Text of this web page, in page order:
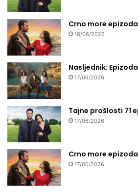
Crno more
18/06/2026
Nasljednik: Epizoda
17/06/2026
Tajne prošlosti 71
17/06/2026
Crno more
17/06/2026